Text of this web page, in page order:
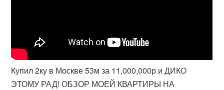
Купил 2ку в Москве 53м за 11,000,000р и ДИКО
ЭТОМУ РАД! ОБЗОР МОЕЙ КВАРТИРЫ НА